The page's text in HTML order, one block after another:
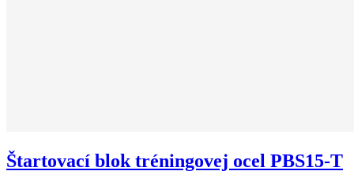
Štartovací blok tréningovej ocel PBS15-T